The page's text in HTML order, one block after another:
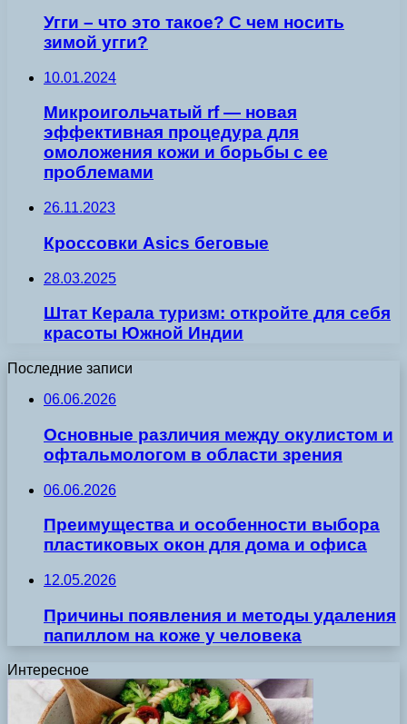
Угги – что это такое? С чем носить
зимой угги?
10.01.2024
Микроигольчатый rf — новая
эффективная процедура для
омоложения кожи и борьбы с ее
проблемами
26.11.2023
Кроссовки Asics беговые
28.03.2025
Штат Керала туризм: откройте для себя
красоты Южной Индии
Последние записи
06.06.2026
Основные различия между окулистом и
офтальмологом в области зрения
06.06.2026
Преимущества и особенности выбора
пластиковых окон для дома и офиса
12.05.2026
Причины появления и методы удаления
папиллом на коже у человека
Интересное